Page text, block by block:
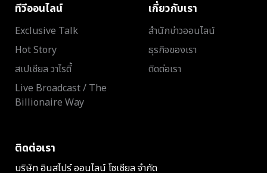
ทีวีออนไลน์
Exclusive Talk
Hot Story
สเปเชียล วาไรตี้
Live Broadcast / The
Billionaire Way
เกี่ยวกับเรา
สำนักข่าวออนไลน์
ธุรกิจของเรา
ติดต่อเรา
ติดต่อเรา
บริษัท อินสไปร์ ออนไลน์ โซเชียล จำกัด